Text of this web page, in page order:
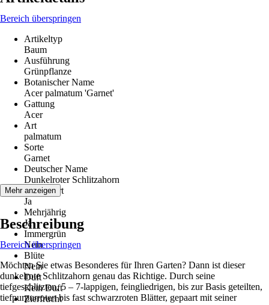
Bereich überspringen
Artikeltyp
Baum
Ausführung
Grünpflanze
Botanischer Name
Acer palmatum 'Garnet'
Gattung
Acer
Art
palmatum
Sorte
Garnet
Deutscher Name
Dunkelroter Schlitzahorn
Winterhart
Ja
Mehrjährig
Ja
Immergrün
Nein
Blüte
Nein
Duft
Kein Duft
Zierfrucht
Mehr anzeigen
Beschreibung
Bereich überspringen
Möchten Sie etwas Besonderes für Ihren Garten? Dann ist dieser
dunkelrote Schlitzahorn genau das Richtige. Durch seine
tiefgeschlitzten, 5 – 7-lappigen, feingliedrigen, bis zur Basis geteilten,
tiefpurpurroten bis fast schwarzroten Blätter, gepaart mit seiner